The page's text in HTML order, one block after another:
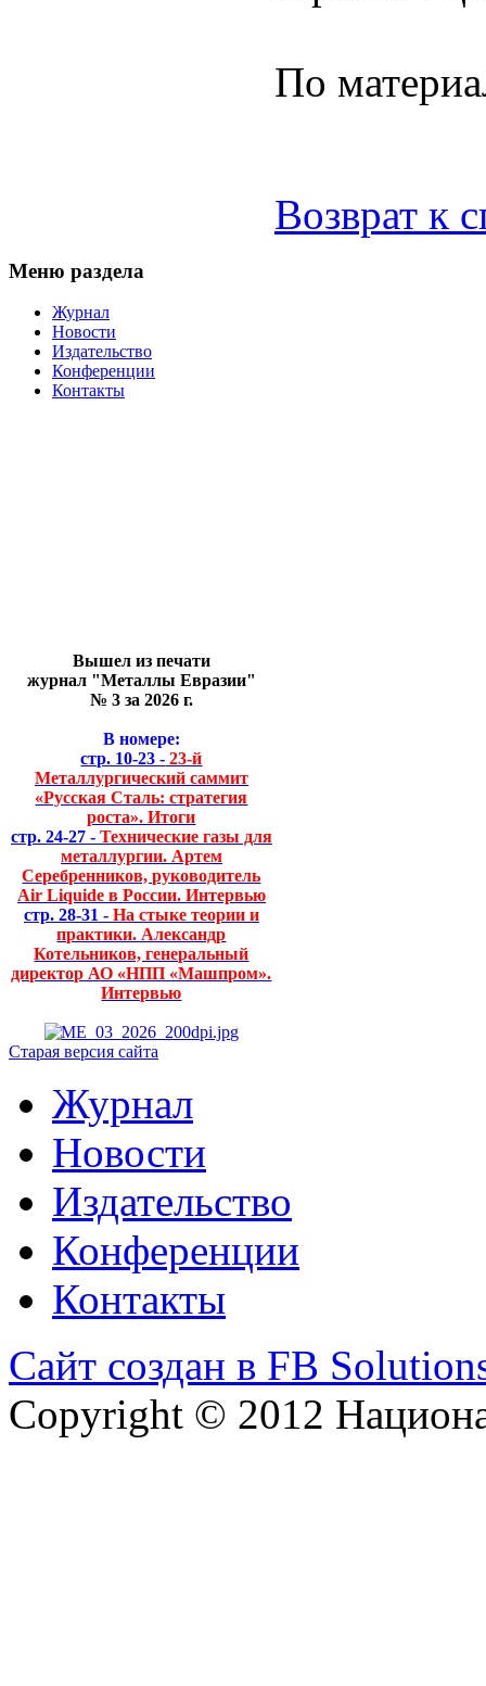
По
Возврат к
Меню раздела
Журнал
Новости
Издательство
Конференции
Контакты
Вышел из печати
журнал "Металлы Евразии"
№ 3 за 2026 г.
В номере:
стр. 10-23 - 23-й
Металлургический саммит
«Русская Сталь: стратегия
роста». Итоги
стр. 24-27 - Технические газы для
металлургии. Артем
Серебренников, руководитель
Air Liquide в России. Интервью
стр. 28-31 - На стыке теории и
практики. Александр
Котельников, генеральный
директор АО «НПП «Машпром».
Интервью
Старая версия сайта
Журнал
Новости
Издательство
Конференции
Контакты
Сайт создан в FB
Copyright © 2012